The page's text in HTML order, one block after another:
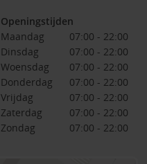
Openingstijden
Maandag
07:00 - 22:00
Dinsdag
07:00 - 22:00
Woensdag
07:00 - 22:00
Donderdag
07:00 - 22:00
Vrijdag
07:00 - 22:00
Zaterdag
07:00 - 22:00
Zondag
07:00 - 22:00